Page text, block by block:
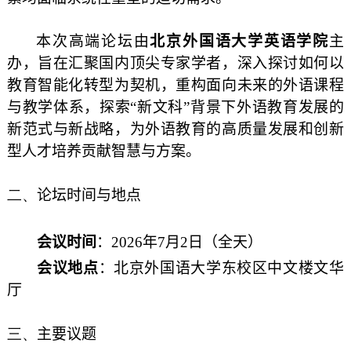
本次高端论坛由北京外国语大学英语学院主
办，旨在汇聚国内顶尖专家学者，深入探讨如何以
教育智能化转型为契机，重构面向未来的外语课程
与教学体系，探索“新文科”背景下外语教育发展的
新范式与新战略，为外语教育的高质量发展和创新
型人才培养贡献智慧与方案。
二、 论坛时间与地点
会议时间 ：2026年7月2日（全天）
会议地点：北京外国语大学东校区中文楼文华
厅
三、 主要议题